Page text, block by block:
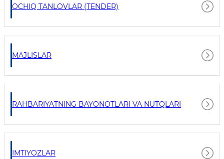
OCHIQ TANLOVLAR (TENDER)
MAJLISLAR
RAHBARIYATNING BAYONOTLARI VA NUTQLARI
IMTIYOZLAR